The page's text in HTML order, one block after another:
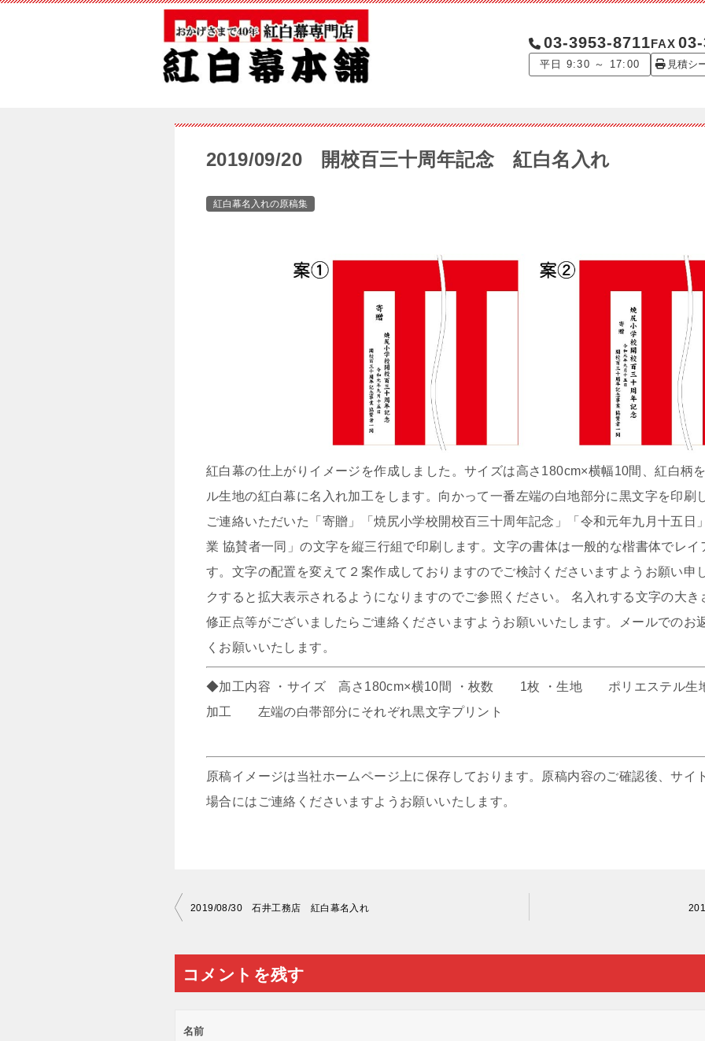
03-3953-8711
平日 9:30 ～ 17:00
FAX
見積シ
2019/09/20 開校百三十周年記念 紅白名入れ
紅白幕名入れの原稿集
紅白幕の仕上がりイメージを作成しました。サイズは高さ180cm×横幅10間、紅白柄
ル生地の紅白幕に名入れ加工をします。向かって一番左端の白地部分に黒文字を印刷
ご連絡いただいた「寄贈」「焼尻小学校開校百三十周年記念」「令和元年九月十五日
業 協賛者一同」の文字を縦三行組で印刷します。文字の書体は一般的な楷書体でレ
す。文字の配置を変えて２案作成しておりますのでご検討くださいますようお願い申
クすると拡大表示されるようになりますのでご参照ください。 名入れする文字の大
修正点等がございましたらご連絡くださいますようお願いいたします。メールでのお
くお願いいたします。
◆加工内容 ・サイズ 高さ180cm×横10間 ・枚数 1枚 ・生地 ポリエステル生地
加工 左端の白帯部分にそれぞれ黒文字プリント
原稿イメージは当社ホームページ上に保存しております。原稿内容のご確認後、サイ
場合にはご連絡くださいますようお願いいたします。
投
ナ
ビ
ー
2019/08/30 石井工務店 紅白幕名入れ
コメントを残す
名前